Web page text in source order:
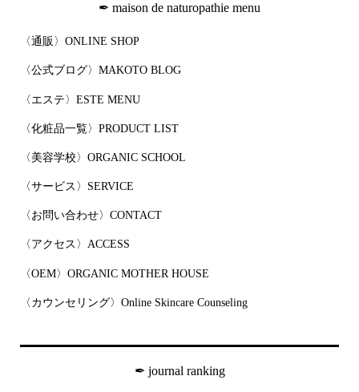
✒︎ maison de naturopathie menu
〈通販〉ONLINE SHOP
〈公式ブログ〉MAKOTO BLOG
〈エステ〉ESTE MENU
〈化粧品一覧〉PRODUCT LIST
〈美容学校〉ORGANIC SCHOOL
〈サービス〉SERVICE
〈お問い合わせ〉CONTACT
〈アクセス〉ACCESS
〈OEM〉ORGANIC MOTHER HOUSE
〈カウンセリング〉Online Skincare Counseling
✒︎ journal ranking